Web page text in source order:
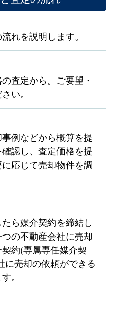
れを説明します。
査定から。ご要望・
い。
例などから概算を提
認し、査定価格を提
応じて売却物件を調
ら媒介契約を締結し
の不動産会社に売却
約(専属専任媒介契
に売却の依頼ができる
。